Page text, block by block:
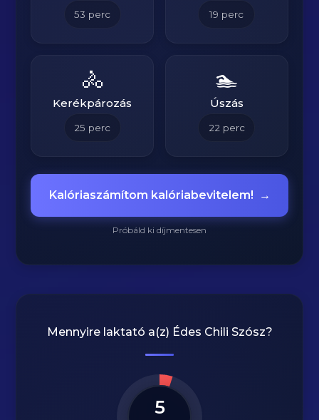
53 perc 19 perc
🚴
Kerékpározás
25 perc
🏊
Úszás
22 perc
Kalóriaszámítom kalóriabevitelem! →
Próbáld ki díjmentesen
Mennyire laktató a(z) Édes Chili Szósz?
5